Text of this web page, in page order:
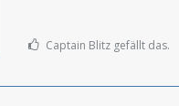
Captain Blitz gefällt das.